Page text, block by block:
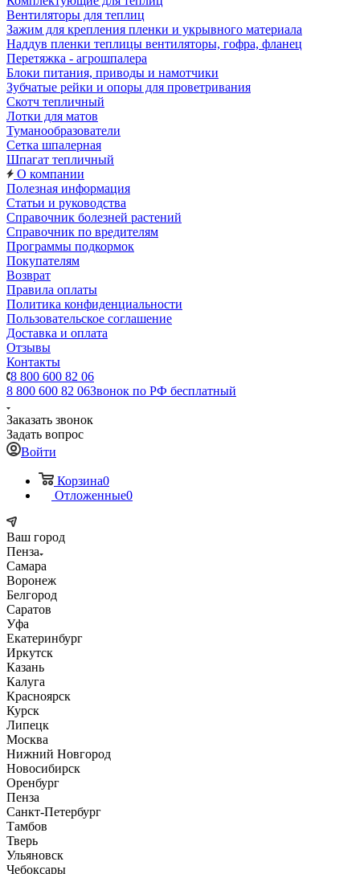
Вентиляторы для теплиц
Зажим для крепления пленки и укрывного материала
Наддув пленки теплицы вентиляторы, гофра, фланец
Перетяжка - агрошпалера
Блоки питания, приводы и намотчики
Зубчатые рейки и опоры для проветривания
Скотч тепличный
Лотки для матов
Туманообразователи
Сетка шпалерная
Шпагат тепличный
О компании
Полезная информация
Статьи и руководства
Справочник болезней растений
Справочник по вредителям
Программы подкормок
Покупателям
Возврат
Правила оплаты
Политика конфиденциальности
Пользовательское соглашение
Доставка и оплата
Отзывы
Контакты
8 800 600 82 06
8 800 600 82 06Звонок по РФ бесплатный
Заказать звонок
Задать вопрос
Войти
Корзина0
Отложенные0
Ваш город
Пенза
Самара
Воронеж
Белгород
Саратов
Уфа
Екатеринбург
Иркутск
Казань
Калуга
Красноярск
Курск
Липецк
Москва
Нижний Новгород
Новосибирск
Оренбург
Пенза
Санкт-Петербург
Тамбов
Тверь
Ульяновск
Чебоксары